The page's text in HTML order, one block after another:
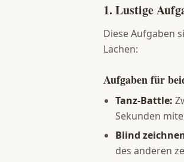
1. Lustige
Diese Aufgaben
Lachen:
Aufgaben für
Tanz-Battle:
Sekunden
Blind
des anderen